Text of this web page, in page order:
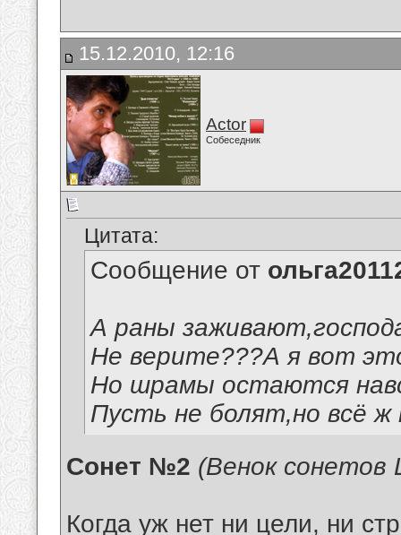
15.12.2010, 12:16
Actor
Собеседник
Цитата:
Сообщение от
А раны
Не верите???А я вот
Но шрамы остаются
Пусть не болят,но всё
Сонет №2 (Венок
Когда уж нет ни цели, ни